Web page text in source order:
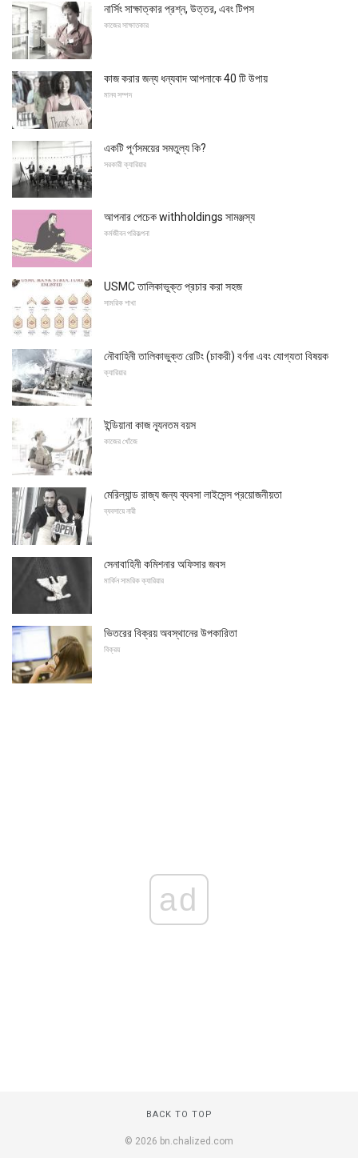
নার্সিং সাক্ষাত্কার প্রশ্ন, উত্তর, এবং টিপস
কাজের সাক্ষাতকার
কাজ করার জন্য ধন্যবাদ আপনাকে 40 টি উপায়
মানব সম্পদ
একটি পূর্ণসময়ের সমতুল্য কি?
সরকারী ক্যারিয়ার
আপনার পেচেক withholdings সামঞ্জস্য
কর্মজীবন পরিকল্পনা
USMC তালিকাভুক্ত প্রচার করা সহজ
সামরিক শাখা
নৌবাহিনী তালিকাভুক্ত রেটিং (চাকরী) বর্ণনা এবং যোগ্যতা বিষয়ক
ক্যারিয়ার
ইন্ডিয়ানা কাজ ন্যূনতম বয়স
কাজের খোঁজে
মেরিল্যান্ড রাজ্য জন্য ব্যবসা লাইসেন্স প্রয়োজনীয়তা
ব্যবসায়ে নারী
সেনাবাহিনী কমিশনার অফিসার জবস
মার্কিন সামরিক ক্যারিয়ার
ভিতরের বিক্রয় অবস্থানের উপকারিতা
বিক্রয়
ad
BACK TO TOP
© 2026 bn.chalized.com